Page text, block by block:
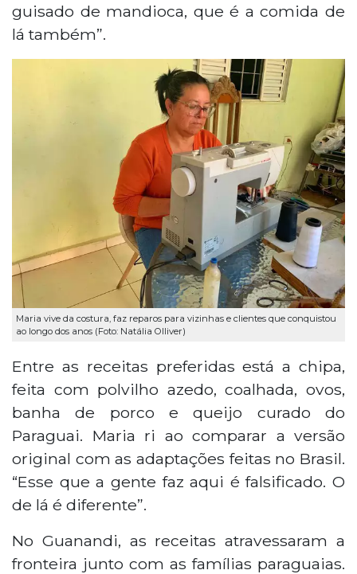
guisado de mandioca, que é a comida de
lá também”.
Maria vive da costura, faz reparos para vizinhas e clientes que conquistou
ao longo dos anos (Foto: Natália Olliver)
Entre as receitas preferidas está a chipa,
feita com polvilho azedo, coalhada, ovos,
banha de porco e queijo curado do
Paraguai. Maria ri ao comparar a versão
original com as adaptações feitas no Brasil.
“Esse que a gente faz aqui é falsificado. O
de lá é diferente”.
No Guanandi, as receitas atravessaram a
fronteira junto com as famílias paraguaias.